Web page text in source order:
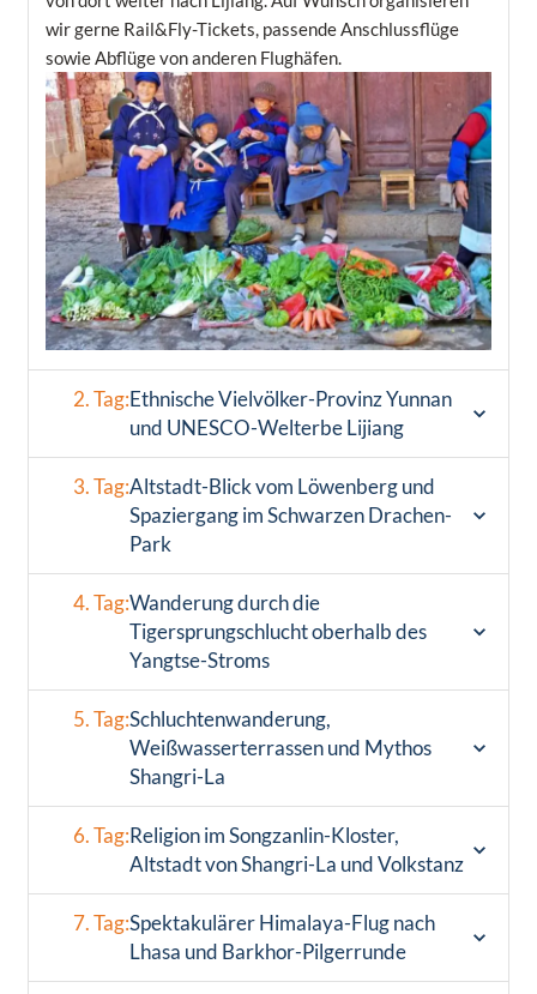
wir gerne Rail&Fly-Tickets, passende Anschlussflüge
sowie Abflüge von anderen Flughäfen.
2. Tag:Ethnische Vielvölker-Provinz Yunnan
und UNESCO-Welterbe Lijiang
3. Tag:Altstadt-Blick vom Löwenberg und
Spaziergang im Schwarzen Drachen-
Park
4. Tag:Wanderung durch die
Tigersprungschlucht oberhalb des
Yangtse-Stroms
5. Tag:Schluchtenwanderung,
Weißwasserterrassen und Mythos
Shangri-La
6. Tag:Religion im Songzanlin-Kloster,
Altstadt von Shangri-La und Volkstanz
7. Tag:Spektakulärer Himalaya-Flug nach
Lhasa und Barkhor-Pilgerrunde